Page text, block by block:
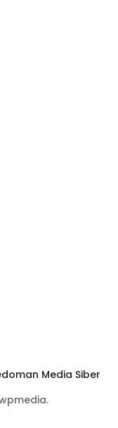
Media Siber